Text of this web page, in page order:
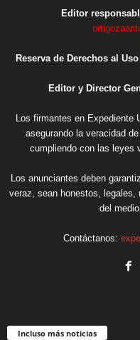
Editor
Reserva de Derechos al
Editor y Director
Los firmantes en Expediente
asegurando la veracidad
cumpliendo con las leyes
Los anunciantes deben
veraz, sean honestos,
del
Contáctanos:
Incluso más noticias